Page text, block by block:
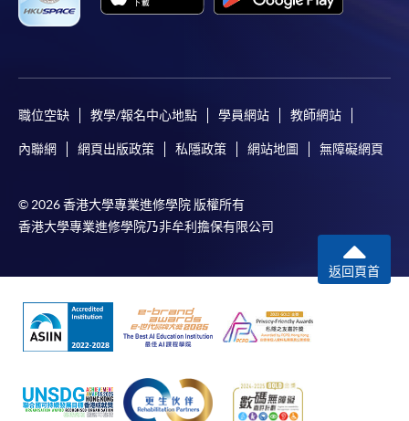
職位空缺 教學/報名中心地點 學員網站 教師網站
內聯網 網頁出版政策 私隱政策 網站地圖 無障礙網頁
© 2026 香港大學專業進修學院 版權所有
香港大學專業進修學院乃非牟利擔保有限公司
返回頁首